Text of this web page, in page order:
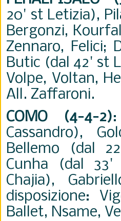
20' st Letizia),
Bergonzi,
Zennaro, Felici;
Butic (dal 42' st
Volpe, Voltan,
All. Zaffaroni.
COMO (4-4-2)
Cassandro),
Bellemo (dal
Cunha (dal
Chajia),
disposizione:
Ballet, Nsame,